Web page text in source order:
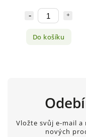
Do košíku
Vložte svůj e-mail a
nových